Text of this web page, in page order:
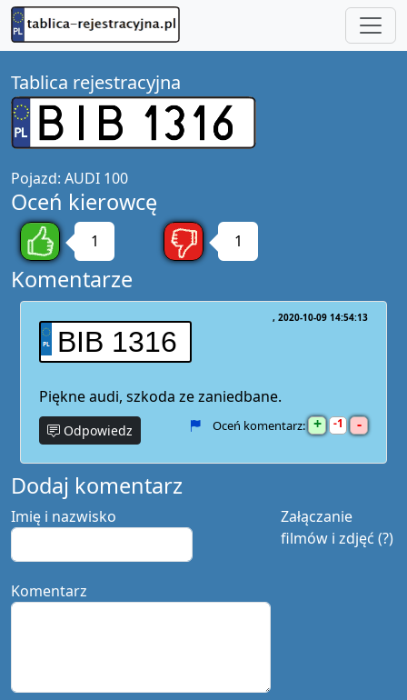
Tablica rejestracyjna
Pojazd: AUDI 100
Oceń kierowcę
1 1
Komentarze
BIB 1316
2020-10-09 14:54:13
Piękne audi, szkoda ze zaniedbane.
Odpowiedz Oceń komentarz: + 1 -
Dodaj komentarz
Załączanie
filmów i zdjęć (?)
Imię i nazwisko
Komentarz